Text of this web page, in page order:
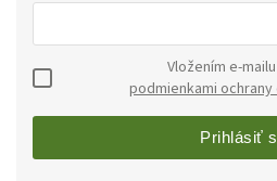
podmienkami
Prihlásiť